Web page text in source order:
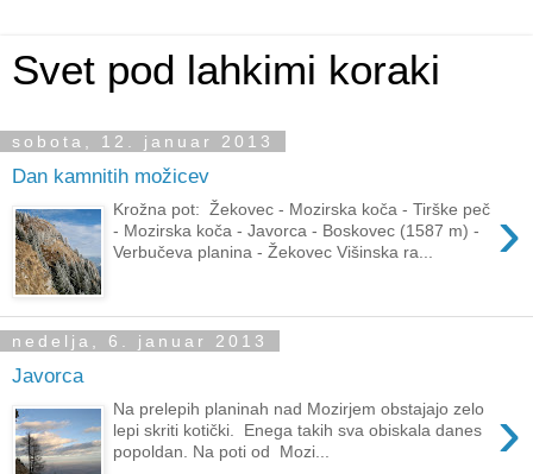
Svet pod lahkimi koraki
sobota, 12. januar 2013
Dan kamnitih možicev
›
Krožna pot: Žekovec - Mozirska koča - Tirške peč
- Mozirska koča - Javorca - Boskovec (1587 m) -
Verbučeva planina - Žekovec Višinska ra...
nedelja, 6. januar 2013
Javorca
›
Na prelepih planinah nad Mozirjem obstajajo zelo
lepi skriti kotički. Enega takih sva obiskala danes
popoldan. Na poti od Mozi...